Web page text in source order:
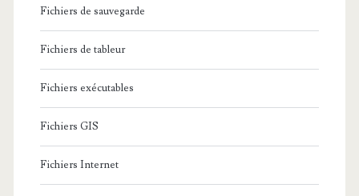
Fichiers de sauvegarde
Fichiers de tableur
Fichiers exécutables
Fichiers GIS
Fichiers Internet